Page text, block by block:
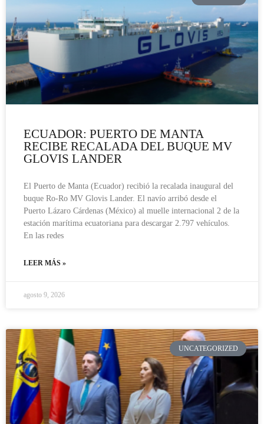
ECUADOR: PUERTO DE MANTA
RECIBE RECALADA DEL BUQUE MV
GLOVIS LANDER
El Puerto de Manta (Ecuador) recibió la recalada inaugural del
buque Ro-Ro MV Glovis Lander. El navío arribó desde el
Puerto Lázaro Cárdenas (México) al muelle internacional 2 de la
estación marítima ecuatoriana para descargar 2.797 vehículos.
En las redes
LEER MÁS »
agosto 9, 2026
UNCATEGORIZED